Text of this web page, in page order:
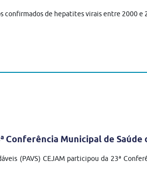
confirmados de hepatites virais entre 2000 e
Conferência Municipal de Saúde
(PAVS) CEJAM participou da 23ª